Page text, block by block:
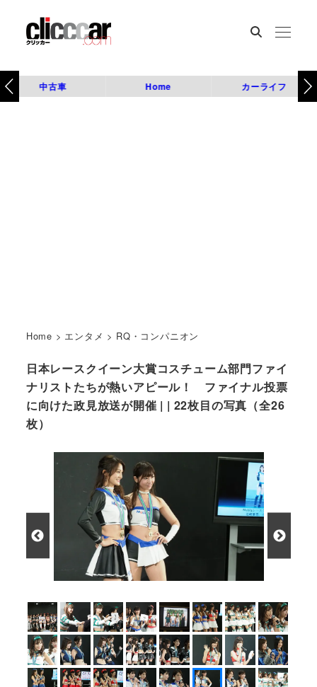
中古車 Home カーライフ
Home > エンタメ > RQ・コンパニオン
日本レースクイーン大賞コスチューム部門ファイ
ナリストたちが熱いアピール！ ファイナル投票
に向けた政見放送が開催 | | 22枚目の写真（全26
枚）